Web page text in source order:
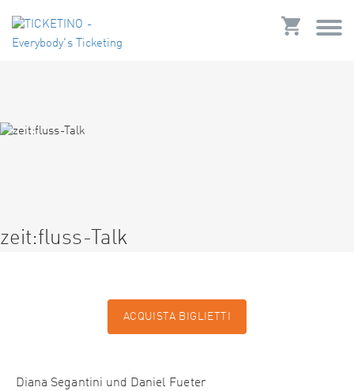
zeit:fluss-Talk
ACQUISTA BIGLIETTI
Diana Segantini und Daniel Fueter